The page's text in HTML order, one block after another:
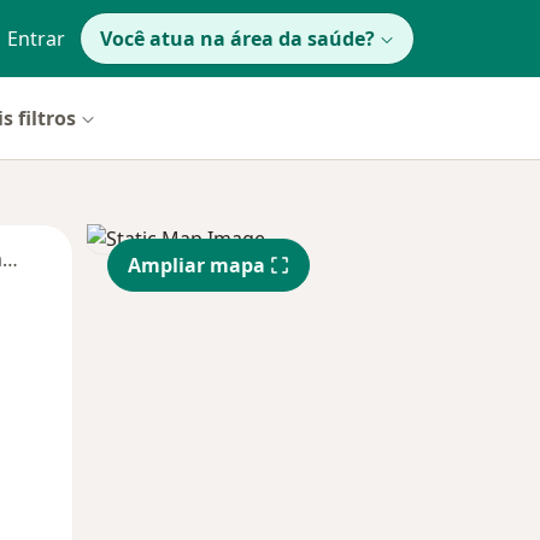
Entrar Você atua na área da saúde?
filtros
Segunda-feira Qua
12 Ago
Qui,
13 Ago
Ampliar mapa